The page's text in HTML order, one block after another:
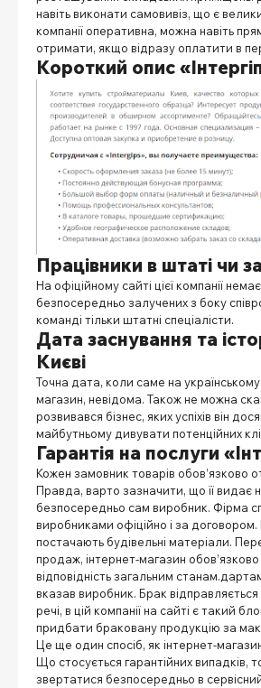
навіть виконати самовивіз, що є
компанії оперативна, можна навіть
отримати, якщо відразу оплатити в
Короткий опис
Працівники в штаті чи
На офіційному сайті цієї компанії
безпосередньо залучених з боку
команді тільки штатні спеціалісти.
Дата заснування та
Києві
Точна дата, коли саме на
магазин, невідома. Також не можна
розвивався бізнес, яких успіхів він
майбутньому дивувати потенційних
Гарантія на послуги
Кожен замовник товарів обов’язково
Правда, варто зазначити, що її видає
безпосередньо сам виробник. Фірма
виробниками офіційно і за договором.
постачають будівельні матеріали.
продаж, інтернет-магазин
відповідність загальним
вказав виробник. Брак
речі, в цій компанії на сайті є такий
придбати браковану продукцію за
Це ще один спосіб, як інтернет-
Що стосується гарантійних випадків,
звертатися безпосередньо в